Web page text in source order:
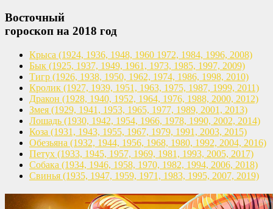
Восточный
гороскоп на 2018 год
Крыса (1924, 1936, 1948, 1960 1972, 1984, 1996, 2008)
Бык (1925, 1937, 1949, 1961, 1973, 1985, 1997, 2009)
Тигр (1926, 1938, 1950, 1962, 1974, 1986, 1998, 2010)
Кролик (1927, 1939, 1951, 1963, 1975, 1987, 1999, 2011)
Дракон (1928, 1940, 1952, 1964, 1976, 1988, 2000, 2012)
Змея (1929, 1941, 1953, 1965, 1977, 1989, 2001, 2013)
Лошадь (1930, 1942, 1954, 1966, 1978, 1990, 2002, 2014)
Коза (1931, 1943, 1955, 1967, 1979, 1991, 2003, 2015)
Обезьяна (1932, 1944, 1956, 1968, 1980, 1992, 2004, 2016)
Петух (1933, 1945, 1957, 1969, 1981, 1993, 2005, 2017)
Собака (1934, 1946, 1958, 1970, 1982, 1994, 2006, 2018)
Свинья (1935, 1947, 1959, 1971, 1983, 1995, 2007, 2019)